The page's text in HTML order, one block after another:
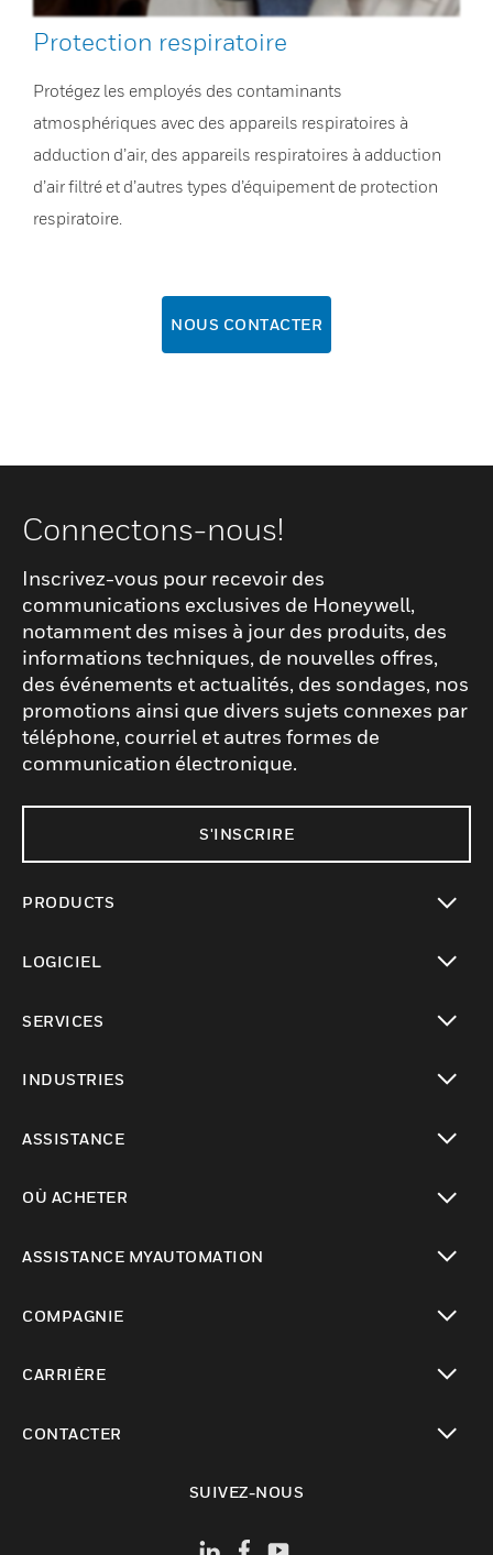
Protection respiratoire
Protégez les employés des contaminants
atmosphériques avec des appareils respiratoires à
adduction d’air, des appareils respiratoires à adduction
d’air filtré et d’autres types d’équipement de protection
respiratoire.
NOUS CONTACTER
Connectons-nous!
Inscrivez-vous pour recevoir des
communications exclusives de Honeywell,
notamment des mises à jour des produits, des
informations techniques, de nouvelles offres,
des événements et actualités, des sondages, nos
promotions ainsi que divers sujets connexes par
téléphone, courriel et autres formes de
communication électronique.
S'INSCRIRE
PRODUCTS
LOGICIEL
SERVICES
INDUSTRIES
ASSISTANCE
OÙ ACHETER
ASSISTANCE MYAUTOMATION
COMPAGNIE
CARRIÈRE
CONTACTER
SUIVEZ-NOUS